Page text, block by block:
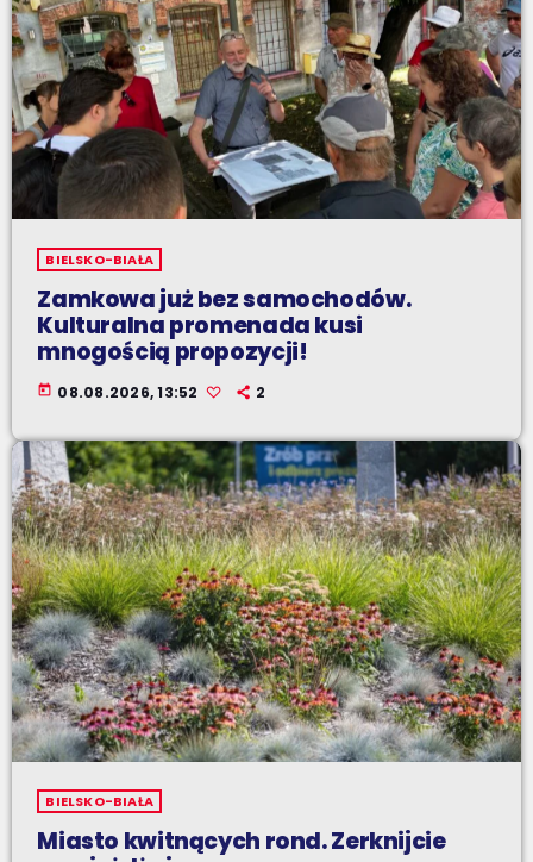
BIELSKO-BIAŁA
Zamkowa już bez samochodów.
Kulturalna promenada kusi
mnogością propozycji!
today 08.08.2026, 13:52 2
BIELSKO-BIAŁA
Miasto kwitnących rond. Zerknijcie